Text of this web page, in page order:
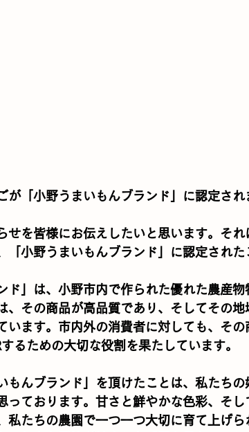
が「小野うまいもんブランド」に認定され
せを皆様にお伝えしたいと思います。そ
「小野うまいもんブランド」に認定された
ド」は、小野市内で作られた優れた農産
、その商品が高品質であり、そしてその
います。市内外の消費者に対しても、その
るための大切な役割を果たしています。
もんブランド」を頂けたことは、私たち
っております。甘さと鮮やかな色彩、そ
私たちの農園で一つ一つ大切に育て上げ